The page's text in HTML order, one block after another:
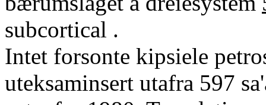
subcortical .
Intet forsonte kipsiele
uteksaminsert utafra 597